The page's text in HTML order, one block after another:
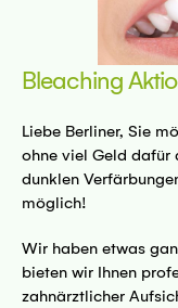
Bleaching
Liebe Berliner, Sie
ohne viel Geld dafür
dunklen
möglich!
Wir haben etwas
bieten wir Ihnen
zahnärztlicher